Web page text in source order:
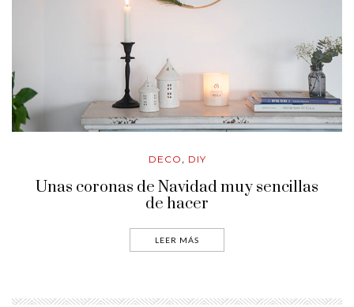
DECO , DIY
Unas coronas de Navidad muy sencillas
de hacer
LEER MÁS